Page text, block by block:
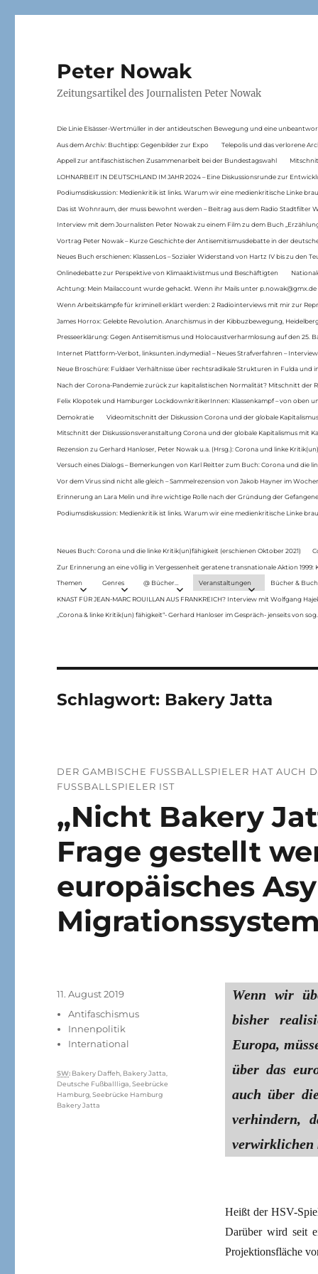
Peter Nowak
Zeitungsartikel des Journalisten Peter Nowak
Die Linie Elsässer-Wertmüller in der antideutschen Bewegung und eine
Aus dem Archiv: Buchtipp: Gegenbilder zur Expo Telepolis und das verlorene
Appell zur antifaschistischen Zusammenarbeit bei der Bundestagswahl
LOHNARBEIT IN DEUTSCHLAND IM JAHR 2024 – Eine Diskussionsrunde zur
Podiumsdiskussion: Medienkritik ist links. Warum wir eine medienkritische Linke
Das ist Wohnraum, der muss bewohnt werden – Beitrag aus dem Radio Stadtfilter
Interview mit dem Journalisten Peter Nowak zu einem Film zu dem Buch
Vortrag Peter Nowak – Kurze Geschichte der Antisemitismusdebatte in der
Neues Buch erschienen: KlassenLos – Sozialer Widerstand von Hartz IV bis zu den
Onlinedebatte zur Perspektive von Klimaaktivistmus und Beschäftigten
Achtung: Mein Mailaccount wurde gehackt. Wenn ihr Mails unter
Wenn Arbeitskämpfe für kriminell erklärt werden: 2 Radiointerviews mit mir zur
James Horrox: Gelebte Revolution. Anarchismus in der Kibbuzbewegung,
Presseerklärung: Gegen Antisemitismus und Holocaustverharmlosung auf den 25.
Internet Plattform-Verbot, linksunten.indymedia1 – Neues Strafverfahren –
Neue Broschüre: Fuldaer Verhältnisse über rechtsradikale Strukturen in Fulda und
Nach der Corona-Pandemie zurück zur kapitalistischen Normalität? Mitschnitt der
Felix Klopotek und Hamburger LockdownkritikerInnen: Klassenkampf – von oben
Demokratie Videomitschnitt der Diskussion Corona und der globale
Mitschnitt der Diskussionsveranstaltung Corona und der globale Kapitalismus mit
Rezension zu Gerhard Hanloser, Peter Nowak u.a. (Hrsg.): Corona und linke
Versuch eines Dialogs – Bemerkungen von Karl Reitter zum Buch: Corona und die
Vor dem Virus sind nicht alle gleich – Sammelrezension von Jakob Hayner im
Erinnerung an Lara Melin und ihre wichtige Rolle nach der Gründung der
Podiumsdiskussion: Medienkritik ist links. Warum wir eine medienkritische Linke
Neues Buch: Corona und die linke Kritik(un)fähigkeit (erschienen Oktober 2021)
Zur Erinnerung an eine völlig in Vergessenheit geratene transnationale Aktion
Themen Genres @ Bücher… Veranstaltungen Bücher &
KNAST FÜR JEAN-MARC ROUILLAN AUS FRANKREICH? Interview mit Wolfgang
„Corona & linke Kritik(un) fähigkeit“- Gerhard Hanloser im Gespräch- jenseits von
Schlagwort: Bakery Jatta
DER GAMBISCHE FUSSBALLSPIELER HAT AUCH
USSBALLSPIELER IST
„Nicht Bakery
Frage gestellt
europäisches
Wenn wir
bisher
Europa,
über das
auch über
verhindern,
verwirklichen
Heißt der HSV-
Darüber wird seit
Projektionsfläche
Veröffentlicht
11. August 2019
Kategorien
Antifaschismus
Innenpolitik
International
Schlagwörter
SW: Bakery Daffeh Bakery Jatta
Deutsche Fußballliga ,Seebrücke
Hamburg ,Seebrücke Hamburg
Bakery Jatta